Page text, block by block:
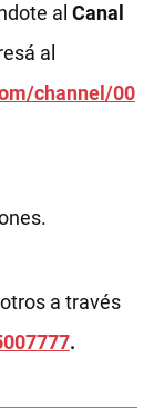
al Canal
al
channel/00
a través
.